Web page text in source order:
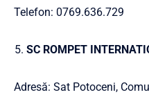
Telefon: 0769.636.729
SC ROMPET
Adresă: Sat Potoceni,